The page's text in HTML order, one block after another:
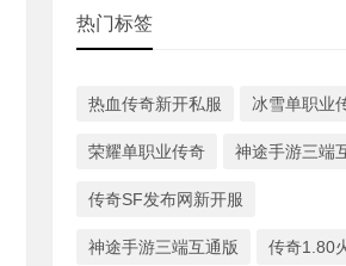
热门标签
热血传奇新开私服 冰雪单职业
荣耀单职业传奇 神途手游三端
传奇SF发布网新开服
神途手游三端互通版 传奇1.80